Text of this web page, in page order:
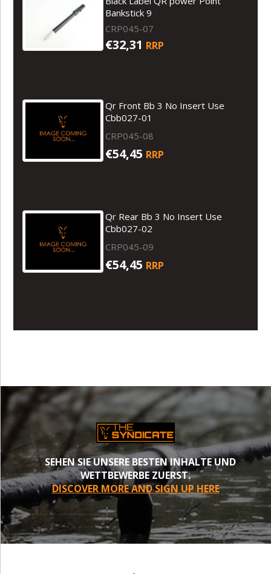
Bankstick 9
CRP045-07
€32,31 RRP
Qr Front Bb 3 No Insert Use
Cbb027-01
CRP045-08
€54,45 RRP
Qr Rear Bb 3 No Insert Use
Cbb027-02
CRP045-09
€54,45 RRP
SEHEN SIE UNSERE BESTEN INHALTE UND
WETTBEWERBE ZUERST.
DISCOVER MORE AND SIGN UP HERE